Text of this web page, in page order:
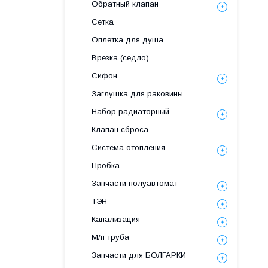
Обратный клапан
Сетка
Оплетка для душа
Врезка (седло)
Сифон
Заглушка для раковины
Набор радиаторный
Клапан сброса
Система отопления
Пробка
Запчасти полуавтомат
ТЭН
Канализация
М/п труба
Запчасти для БОЛГАРКИ